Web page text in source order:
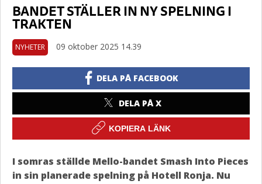
BANDET STÄLLER IN NY SPELNING I
TRAKTEN
NYHETER 09 oktober 2025 14.39
DELA PÅ FACEBOOK
DELA PÅ X
KOPIERA LÄNK
I somras ställde Mello-bandet Smash Into Pieces
in sin planerade spelning på Hotell Ronja. Nu